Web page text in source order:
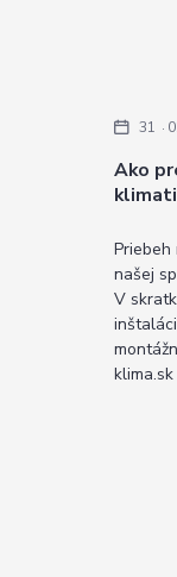
Ako
31
našej
V
klima.sk